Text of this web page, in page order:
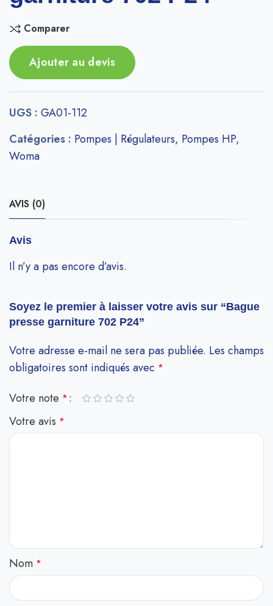
Comparer
Ajouter au devis
UGS : GA01-112
Catégories : Pompes | Régulateurs, Pompes HP,
Woma
AVIS (0)
Avis
Il n’y a pas encore d’avis.
Soyez le premier à laisser votre avis sur “Bague
presse garniture 702 P24”
Votre adresse e-mail ne sera pas publiée. Les champs
obligatoires sont indiqués avec *
Votre note *
Votre avis *
Nom *